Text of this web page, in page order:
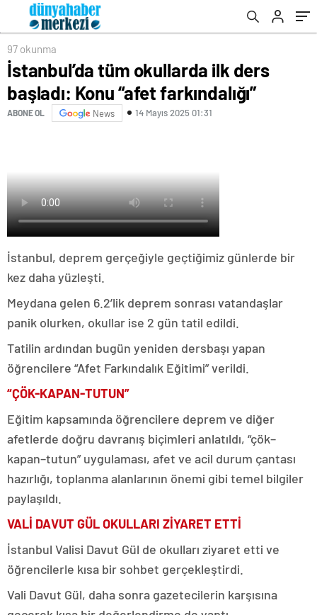
97 okunma
İstanbul’da tüm okullarda ilk ders
başladı: Konu “afet farkındalığı”
ABONE OL News 14 Mayıs 2025 01:31
İstanbul, deprem gerçeğiyle geçtiğimiz günlerde bir
kez daha yüzleşti.
Meydana gelen 6.2’lik deprem sonrası vatandaşlar
panik olurken, okullar ise 2 gün tatil edildi.
Tatilin ardından bugün yeniden dersbaşı yapan
öğrencilere “Afet Farkındalık Eğitimi” verildi.
“ÇÖK-KAPAN-TUTUN”
Eğitim kapsamında öğrencilere deprem ve diğer
afetlerde doğru davranış biçimleri anlatıldı, “çök–
kapan–tutun” uygulaması, afet ve acil durum çantası
hazırlığı, toplanma alanlarının önemi gibi temel bilgiler
paylaşıldı.
VALİ DAVUT GÜL OKULLARI ZİYARET ETTİ
İstanbul Valisi Davut Gül de okulları ziyaret etti ve
öğrencilerle kısa bir sohbet gerçekleştirdi.
Vali Davut Gül, daha sonra gazetecilerin karşısına